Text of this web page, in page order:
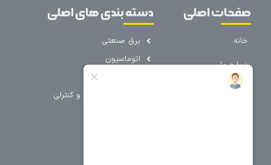
صفحات اصلی
خانه
درباره ما
تماس با ما
دسته بندی های اصلی
برق صنعتی
اتوماسیون
تجهیزات تابلویی
تجهیزات حفاظتی و کنترلی